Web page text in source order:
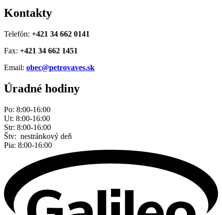
Kontakty
Telefón: +421 34 662 0141
Fax: +421 34 662 1451
Email: obec@petrovaves.sk
Úradné hodiny
Po: 8:00-16:00
Ut: 8:00-16:00
Str: 8:00-16:00
Štv: nestránkový deň
Pia: 8:00-16:00